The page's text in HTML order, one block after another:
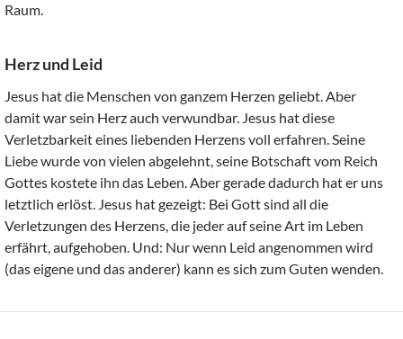
Raum.
Herz und Leid
Jesus hat die Menschen von ganzem Herzen geliebt. Aber
damit war sein Herz auch verwundbar. Jesus hat diese
Verletzbarkeit eines liebenden Herzens voll erfahren. Seine
Liebe wurde von vielen abgelehnt, seine Botschaft vom Reich
Gottes kostete ihn das Leben. Aber gerade dadurch hat er uns
letztlich erlöst. Jesus hat gezeigt: Bei Gott sind all die
Verletzungen des Herzens, die jeder auf seine Art im Leben
erfährt, aufgehoben. Und: Nur wenn Leid angenommen wird
(das eigene und das anderer) kann es sich zum Guten wenden.